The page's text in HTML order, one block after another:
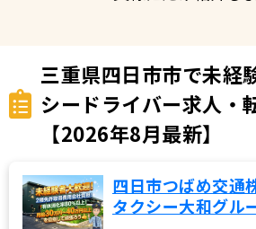
三重県四日市市で未経
シードライバー求人・
【2026年8月最新】
四日市つばめ交通
タクシー大和グル